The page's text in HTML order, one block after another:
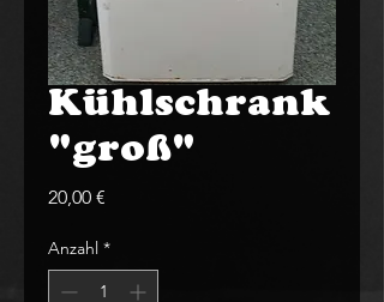
Kühlschrank
"groß"
20,00 €
Anzahl *